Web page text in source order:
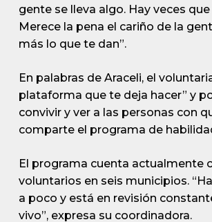
gente se lleva algo. Hay veces
Merece la pena el cariño de la
más lo que te dan”.
En palabras de Araceli, el
plataforma que te deja hacer” y
convivir y ver a las personas con
comparte el programa de
El programa cuenta actualmente
voluntarios en seis municipios.
a poco y está en revisión
vivo”, expresa su coordinadora.